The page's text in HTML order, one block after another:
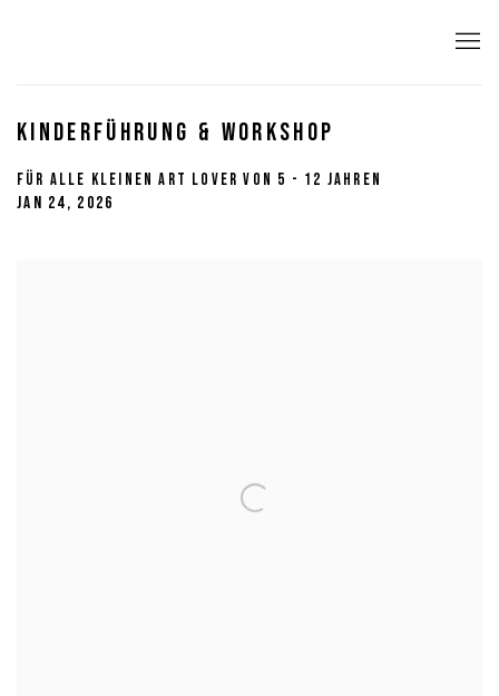
KINDERFÜHRUNG & WORKSHOP
FÜR ALLE KLEINEN ART LOVER VON 5 - 12 JAHREN
JAN 24, 2026